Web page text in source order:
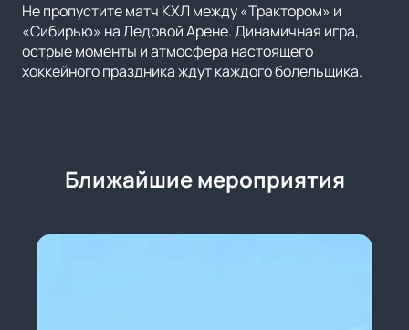
Не пропустите матч КХЛ между «Трактором» и
«Сибирью» на Ледовой Арене. Динамичная игра,
острые моменты и атмосфера настоящего
хоккейного праздника ждут каждого болельщика.
Ближайшие мероприятия